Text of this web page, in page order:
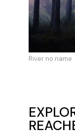
River no name